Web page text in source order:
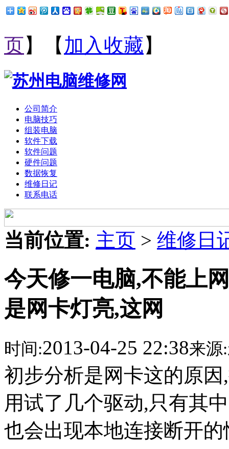
页】【 加入收藏】
公司简介
电脑技巧
组装电脑
软件下载
软件问题
硬件问题
数据恢复
维修日记
联系电话
当前位置: 主页 > 维修日
今天修一电脑,不能上
是网卡灯亮,这网
时间:2013-04-25 22:38来源:
初步分析是网卡这的原
用试了几个驱动,只有其
也会出现本地连接断开